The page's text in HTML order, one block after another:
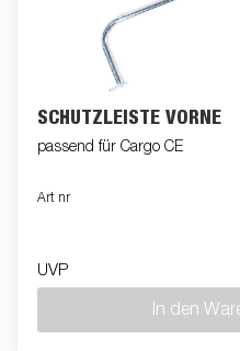
SCHUTZLEISTE VORNE
passend für Cargo CE
Art nr
UVP
In den